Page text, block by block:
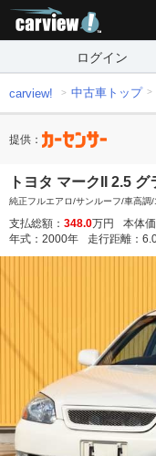
ログイン
carview! 中古車トップ
提供：
トヨタ マークII 2.5
純正フルエアロ/サンルーフ/車高調
支払総額： 348.0万円 本体価
年式： 2000年 走行距離：